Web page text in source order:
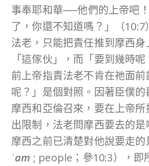
事奉耶和華──他們的上帝吧
了，你還不知道嗎？」（
法老，只能把責任推到摩西
「這傢伙」，而「要到幾時
前上帝指責法老不肯在祂面
呢？」是個對照。因著臣僕
摩西和亞倫召來，要在上帝
出限制，法老問摩西要去的
ʿam ; people；參10:3），即